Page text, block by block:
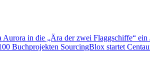
Aurora in die „Ära der zwei Flaggschiffe“ ein
Buchprojekten SourcingBlox startet